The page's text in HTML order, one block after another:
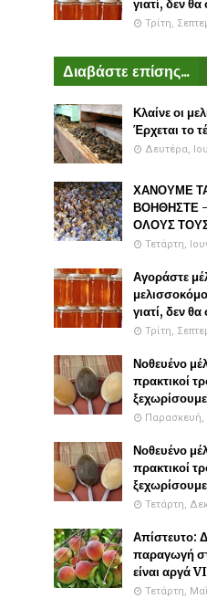
γιατί, δεν
Τρίτη,
Διαβάστε επίσης...
Κλαίνε οι
Έρχεται το
Δευτέρα,
ΧΑΝΟΥΜΕ
ΒΟΗΘΗΣΤΕ
ΟΛΟΥΣ
Τετάρτη,
Αγοράστε
γιατί, δεν
Τρίτη,
Νοθευένο
πρακτικοί
Παρασκευή,
Νοθευένο
πρακτικοί
Τετάρτη,
Απίστευτο:
παραγωγή
είναι αργά
Τετάρτη,